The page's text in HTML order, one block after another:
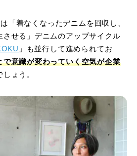
「着なくなったデニムを回収し、
させる」デニムのアップサイクル
」も並行して進められてお
で意識が変わっていく空気が企業
しょう。